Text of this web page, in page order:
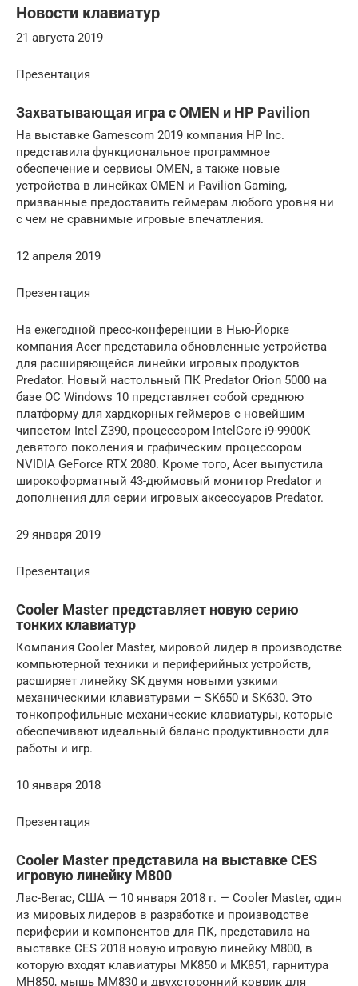
Новости клавиатур
21 августа 2019
Презентация
Захватывающая игра с OMEN и HP Pavilion
На выставке Gamescom 2019 компания HP Inc.
представила функциональное программное
обеспечение и сервисы OMEN, а также новые
устройства в линейках OMEN и Pavilion Gaming,
призванные предоставить геймерам любого уровня ни
с чем не сравнимые игровые впечатления.
12 апреля 2019
Презентация
На ежегодной пресс-конференции в Нью-Йорке
компания Acer представила обновленные устройства
для расширяющейся линейки игровых продуктов
Predator. Новый настольный ПК Predator Orion 5000 на
базе ОС Windows 10 представляет собой среднюю
платформу для хардкорных геймеров с новейшим
чипсетом Intel Z390, процессором IntelCore i9-9900K
девятого поколения и графическим процессором
NVIDIA GeForce RTX 2080. Кроме того, Acer выпустила
широкоформатный 43-дюймовый монитор Predator и
дополнения для серии игровых аксессуаров Predator.
29 января 2019
Презентация
Cooler Master представляет новую серию
тонких клавиатур
Компания Cooler Master, мировой лидер в производстве
компьютерной техники и периферийных устройств,
расширяет линейку SK двумя новыми узкими
механическими клавиатурами – SK650 и SK630. Это
тонкопрофильные механические клавиатуры, которые
обеспечивают идеальный баланс продуктивности для
работы и игр.
10 января 2018
Презентация
Cooler Master представила на выставке CES
игровую линейку M800
Лас-Вегас, США — 10 января 2018 г. — Cooler Master, один
из мировых лидеров в разработке и производстве
периферии и компонентов для ПК, представила на
выставке CES 2018 новую игровую линейку M800, в
которую входят клавиатуры MK850 и MK851, гарнитура
MH850, мышь MM830 и двухсторонний коврик для